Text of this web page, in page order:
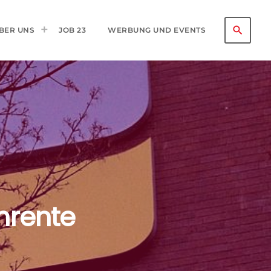
UNS JOB 23 WERBUNG UND EVENTS search